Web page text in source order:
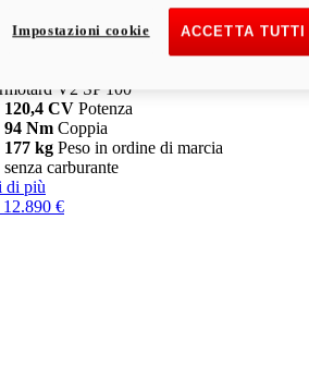
35 kW: 18.890 € i
scopri di più
V2 SP 100
120,4 CV Potenza
94 Nm Coppia
177 kg Peso in ordine di marcia
senza carburante
di più
€
ACCETTA
Impostazioni cookie